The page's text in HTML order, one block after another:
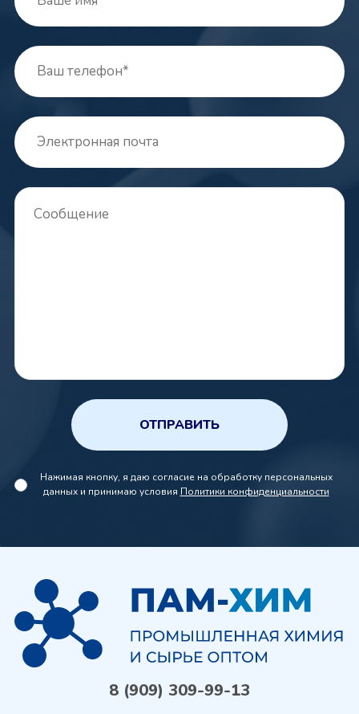
ОТПРАВИТЬ
Нажимая кнопку, я даю согласие на обработку персональных
данных и принимаю условия Политики конфиденциальности
8 (909) 309-99-13